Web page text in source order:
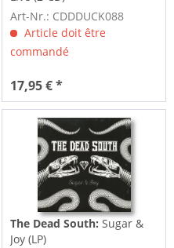
Art-Nr.: CDDDUCK088
Article doit être
commandé
17,95 € *
The Dead South:Sugar &
Joy (LP)